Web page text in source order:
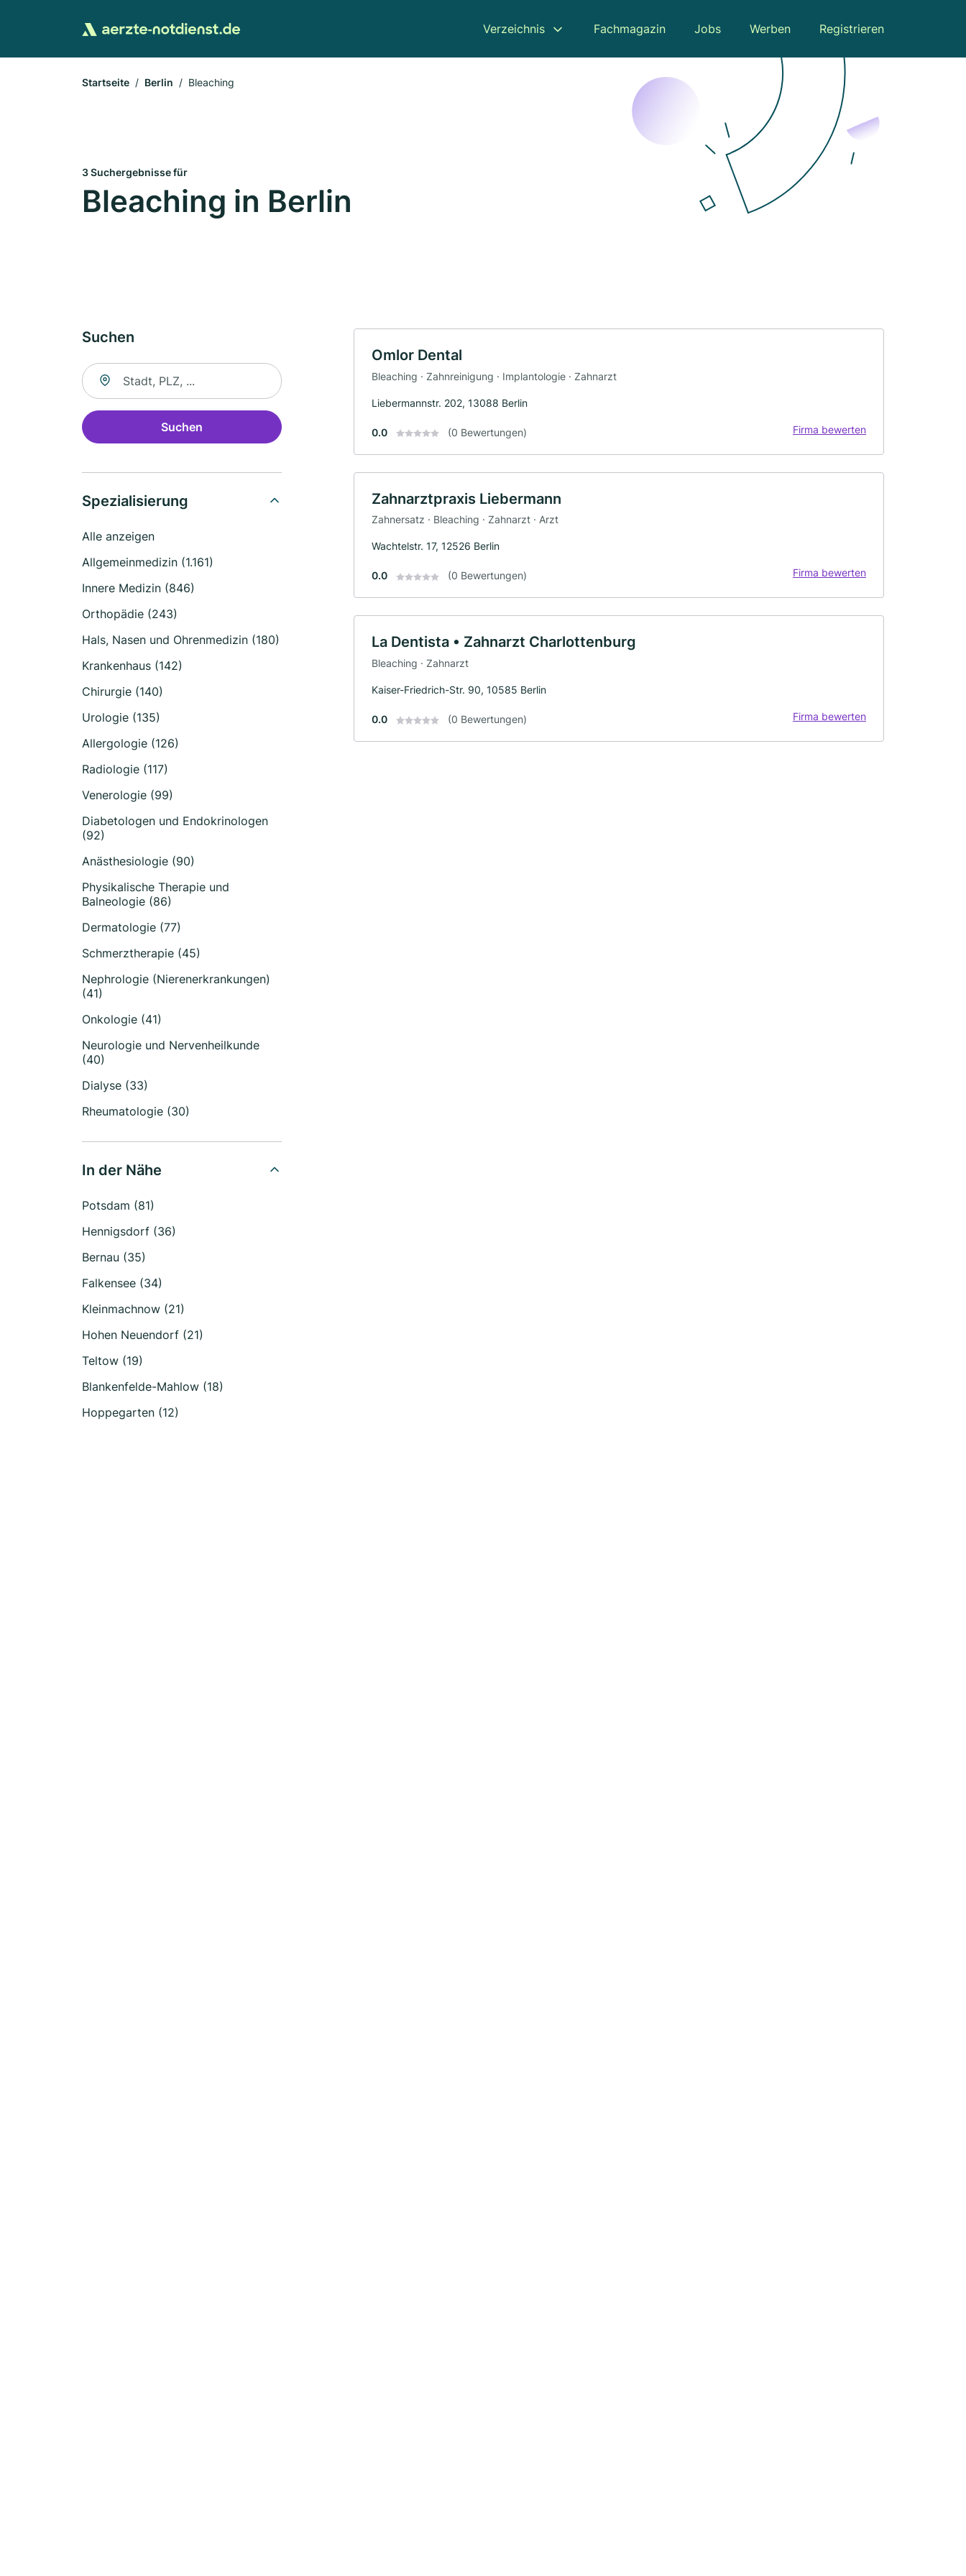
Verzeichnis Fachmagazin Jobs Werben Registrieren
Startseite Berlin Bleaching
3 Suchergebnisse für
Bleaching in Berlin
Suchen
Suche nach Ort
Suchen
Spezialisierung
Alle anzeigen
Allgemeinmedizin (1.161)
Innere Medizin (846)
Orthopädie (243)
Hals, Nasen und Ohrenmedizin (180)
Krankenhaus (142)
Chirurgie (140)
Urologie (135)
Allergologie (126)
Radiologie (117)
Venerologie (99)
Diabetologen und Endokrinologen
(92)
Anästhesiologie (90)
Physikalische Therapie und
Balneologie (86)
Dermatologie (77)
Schmerztherapie (45)
Nephrologie (Nierenerkrankungen)
(41)
Onkologie (41)
Neurologie und Nervenheilkunde
(40)
Dialyse (33)
Rheumatologie (30)
In der Nähe
Potsdam (81)
Hennigsdorf (36)
Bernau (35)
Falkensee (34)
Kleinmachnow (21)
Hohen Neuendorf (21)
Teltow (19)
Blankenfelde-Mahlow (18)
Hoppegarten (12)
Omlor Dental
Bleaching · Zahnreinigung · Implantologie · Zahnarzt
Liebermannstr. 202, 13088 Berlin
0.0 (0 Bewertungen) Firma bewerten
Zahnarztpraxis Liebermann
Zahnersatz · Bleaching · Zahnarzt · Arzt
Wachtelstr. 17, 12526 Berlin
0.0 (0 Bewertungen) Firma bewerten
La Dentista • Zahnarzt Charlottenburg
Bleaching · Zahnarzt
Kaiser-Friedrich-Str. 90, 10585 Berlin
0.0 (0 Bewertungen) Firma bewerten